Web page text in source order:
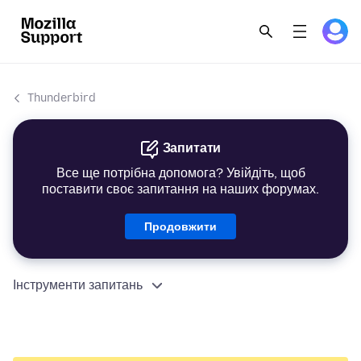
Thunderbird
Запитати
Все ще потрібна допомога? Увійдіть, щоб
поставити своє запитання на наших форумах.
Продовжити
Інструменти запитань